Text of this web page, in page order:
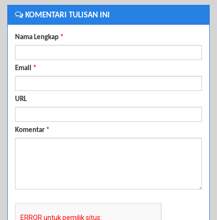
KOMENTARI TULISAN INI
Nama Lengkap *
Email *
URL
Komentar *